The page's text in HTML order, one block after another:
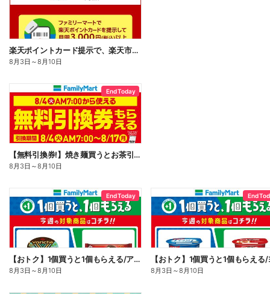
楽天ポイントカード提示で、楽天市場でのお買い物がおトクに!
8月3日 ～8月10日
End Today
【無料引換券!】焼き麺買うとお茶引換券貰える!
8月3日 ～8月10日
End Today
【おトク】1個買うと1個もらえる/アイス
8月3日 ～8月10日
End
8月3日 ～8月10日